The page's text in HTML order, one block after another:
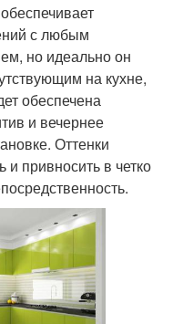
с любым
но идеально он
на кухне,
обеспечена
и вечернее
Оттенки
привносить в четко